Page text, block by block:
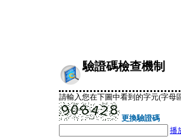
驗證碼檢查機制
請輸入您在下圖中看到的字元(字母
更換驗證碼
播